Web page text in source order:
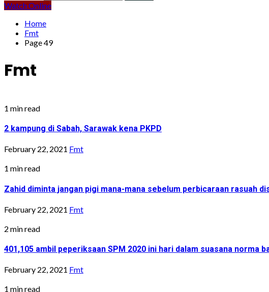
Watch Online
Home
Fmt
Page 49
Fmt
1 min read
2 kampung di Sabah, Sarawak kena PKPD
February 22, 2021 Fmt
1 min read
Zahid diminta jangan pigi mana-mana sebelum perbicaraan rasuah
February 22, 2021 Fmt
2 min read
401,105 ambil peperiksaan SPM 2020 ini hari dalam suasana norma
February 22, 2021 Fmt
1 min read